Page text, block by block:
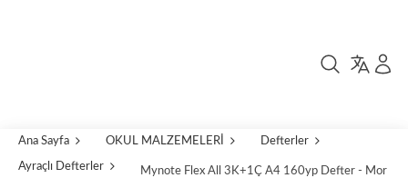
Ana Sayfa OKUL MALZEMELERİ Defterler
Ayraçlı Defterler Mynote Flex All 3K+1Ç A4 160yp Defter - Mor